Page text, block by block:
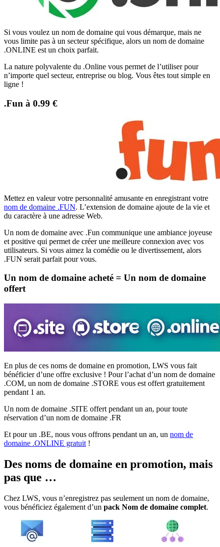
Si vous voulez un nom de domaine qui vous démarque, mais ne
vous limite pas à un secteur spécifique, alors un nom de domaine
.ONLINE est un choix parfait.
La nature polyvalente du .Online vous permet de l’utiliser pour
n’importe quel secteur, entreprise ou blog. Vous êtes tout simple en
ligne !
.Fun à 0.99 €
Mettez en valeur votre personnalité amusante en enregistrant votre
nom de domaine .FUN. L’extension de domaine ajoute de la vie et
du caractère à une adresse Web.
Un nom de domaine avec .Fun communique une ambiance joyeuse
et positive qui permet de créer une meilleure connexion avec vos
utilisateurs. Si vous aimez la comédie ou le divertissement, alors
.FUN serait parfait pour vous.
Un nom de domaine acheté = Un nom de domaine
offert
En plus de ces noms de domaine en promotion, LWS vous fait
bénéficier d’une offre exclusive ! Pour l’achat d’un nom de domaine
.COM, un nom de domaine .STORE vous est offert gratuitement
pendant 1 an.
Un nom de domaine .SITE offert pendant un an, pour toute
réservation d’un nom de domaine .FR
Et pour un .BE, nous vous offrons pendant un an, un nom de
domaine .ONLINE gratuit !
Des noms de domaine en promotion, mais
pas que …
Chez LWS, vous n’enregistrez pas seulement un nom de domaine,
vous bénéficiez également d’un pack Nom de domaine complet.